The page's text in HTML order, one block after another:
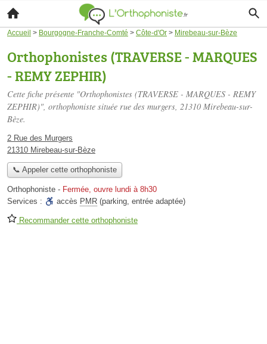
Accueil > Bourgogne-Franche-Comté > Côte-d'Or > Mirebeau-sur-Bèze
Orthophonistes (TRAVERSE - MARQUES
- REMY ZEPHIR)
Cette fiche présente "Orthophonistes (TRAVERSE - MARQUES - REMY
ZEPHIR)", orthophoniste située rue des murgers, 21310 Mirebeau-sur-
Bèze.
2 Rue des Murgers
21310 Mirebeau-sur-Bèze
📞 Appeler cette orthophoniste
Orthophoniste - Fermée, ouvre lundi à 8h30
Services :
accès PMR (parking, entrée adaptée)
Recommander cette orthophoniste